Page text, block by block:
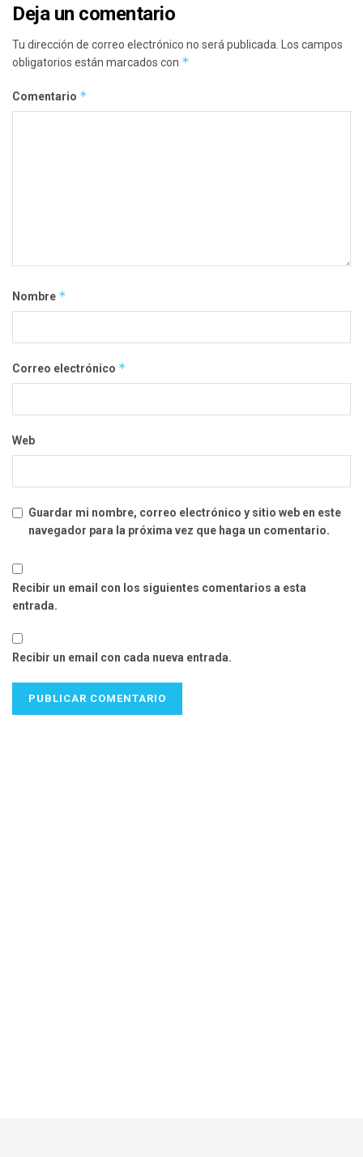
Deja un comentario
Tu dirección de correo electrónico no será publicada.
Los campos
obligatorios están marcados con *
Comentario *
Nombre *
Correo electrónico *
Web
Guardar mi nombre, correo electrónico y sitio web en este
navegador para la próxima vez que haga un comentario.
Recibir un email con los siguientes comentarios a esta
entrada.
Recibir un email con cada nueva entrada.